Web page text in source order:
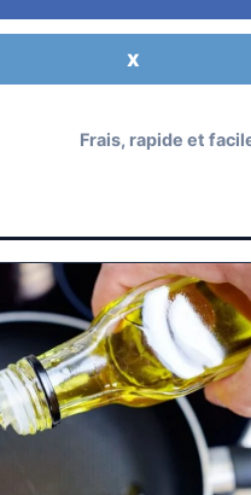
X
Frais, rapide et